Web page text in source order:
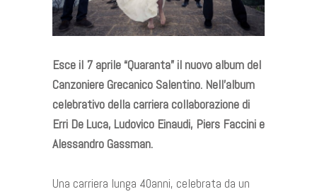
Esce il 7 aprile “Quaranta” il nuovo album del
Canzoniere Grecanico Salentino. Nell’album
celebrativo della carriera collaborazione di
Erri De Luca, Ludovico Einaudi, Piers Faccini e
Alessandro Gassman.
Una carriera lunga 40anni, celebrata da un